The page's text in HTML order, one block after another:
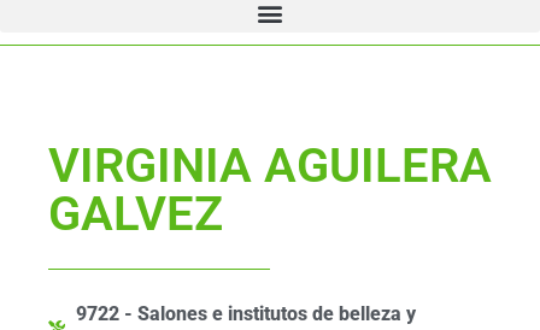
VIRGINIA AGUILERA
GALVEZ
9722 - Salones e institutos de belleza y